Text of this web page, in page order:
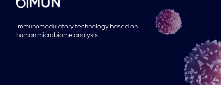
Immunomodulatory technology based on
human microbiome analysis.